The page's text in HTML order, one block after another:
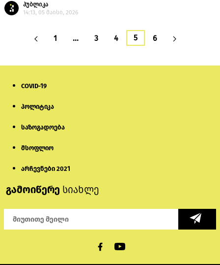
პუბლიკა
14:13, 05 მაისი, 2026
1 … 3 4 5 6
COVID-19
პოლიტიკა
საზოგადოება
მსოფლიო
არჩევნები 2021
გამოიწერე სიახლე